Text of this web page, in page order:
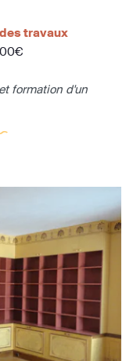
travaux
formation d'un